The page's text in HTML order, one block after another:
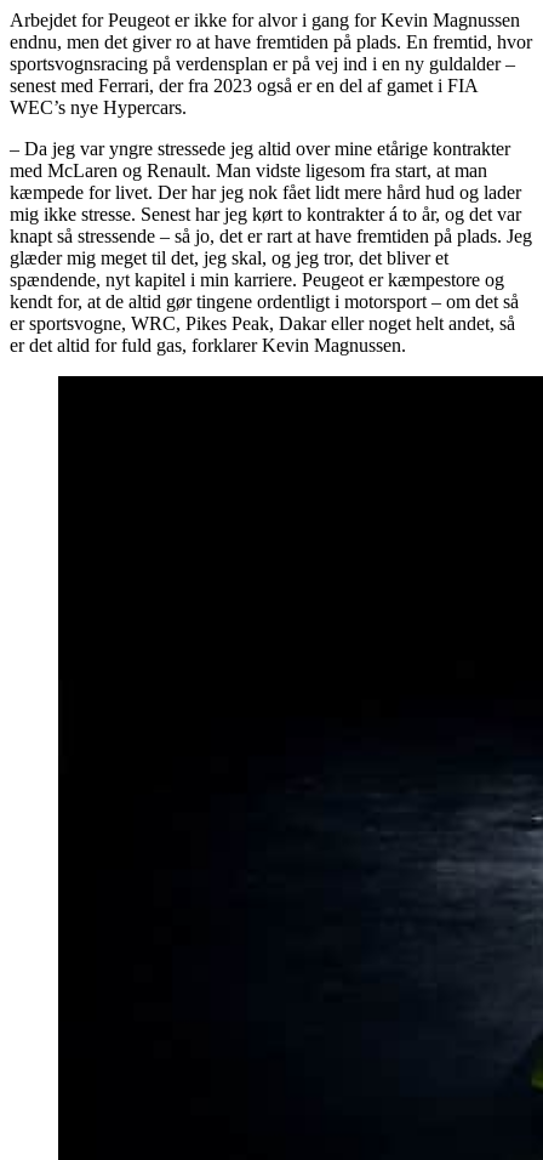
Arbejdet for Peugeot er ikke for alvor i gang for Kevin Magnussen
endnu, men det giver ro at have fremtiden på plads. En fremtid, hvor
sportsvognsracing på verdensplan er på vej ind i en ny guldalder –
senest med Ferrari, der fra 2023 også er en del af gamet i FIA
WEC’s nye Hypercars.
– Da jeg var yngre stressede jeg altid over mine etårige kontrakter
med McLaren og Renault. Man vidste ligesom fra start, at man
kæmpede for livet. Der har jeg nok fået lidt mere hård hud og lader
mig ikke stresse. Senest har jeg kørt to kontrakter á to år, og det var
knapt så stressende – så jo, det er rart at have fremtiden på plads. Jeg
glæder mig meget til det, jeg skal, og jeg tror, det bliver et
spændende, nyt kapitel i min karriere. Peugeot er kæmpestore og
kendt for, at de altid gør tingene ordentligt i motorsport – om det så
er sportsvogne, WRC, Pikes Peak, Dakar eller noget helt andet, så
er det altid for fuld gas, forklarer Kevin Magnussen.